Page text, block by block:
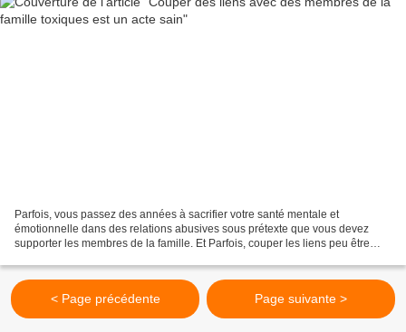
Parfois, vous passez des années à sacrifier votre santé mentale et
émotionnelle dans des relations abusives sous prétexte que vous devez
supporter les membres de la famille. Et Parfois, couper les liens peu être
< Page précédente Page suivante >